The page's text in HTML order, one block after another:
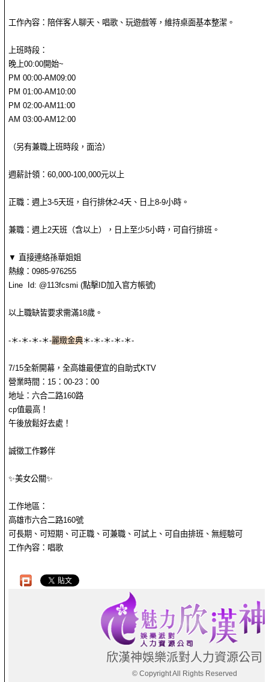
工作內容：陪伴客人聊天、唱歌、玩遊戲等，維持桌面基本整潔。
上班時段：
晚上00:00開始~
PM 00:00-AM09:00
PM 01:00-AM10:00
PM 02:00-AM11:00
AM 03:00-AM12:00
（另有兼職上班時段，面洽）
週薪計領：60,000-100,000元以上
正職：週上3-5天班，自行排休2-4天、日上8-9小時。
兼職：週上2天班（含以上），日上至少5小時，可自行排班。
▼ 直接連絡孫華姐姐
熱線：0985-976255
Line Id: @113fcsmi (點擊ID加入官方帳號)
以上職缺皆要求需滿18歲。
-＊-＊-＊-＊-麗緻金典＊-＊-＊-＊-＊-
7/15全新開幕，全高雄最便宜的自助式KTV
營業時間：15：00-23：00
地址：六合二路160路
cp值最高！
午後放鬆好去處！
誠徵工作夥伴
✨美女公關✨
工作地區：
高雄市六合二路160號
可長期、可短期、可正職、可兼職、可試上、可自由排班、無經驗可
工作內容：唱歌
欣漢神娛樂派對人力資源公司
© Copyright All Rights Reserved